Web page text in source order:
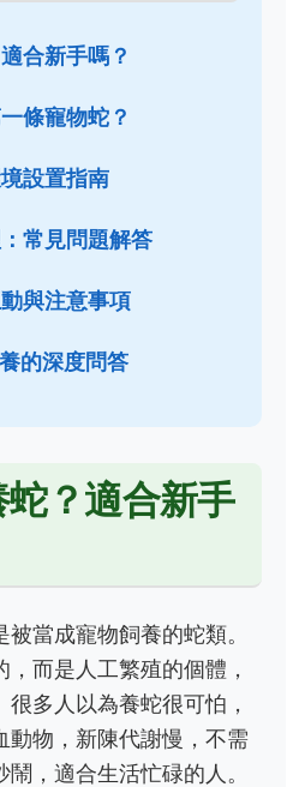
合新手嗎？
條寵物蛇？
設置指南
常見問題解答
與注意事項
的深度問答
？適合新手
當成寵物飼養的蛇類。
而是人工繁殖的個體，
多人以為養蛇很可怕，
動物，新陳代謝慢，不需
，適合生活忙碌的人。